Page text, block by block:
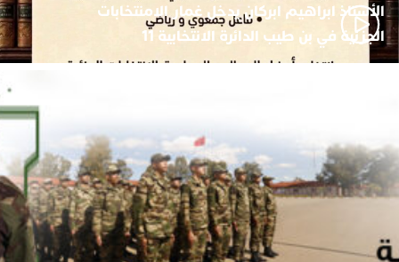
الأستاذ ابراهيم ابركان يدخل غمار الامنتخابات
الجزئية في بن طيب الدائرة الانتخابية 11